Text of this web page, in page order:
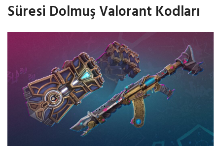
Süresi Dolmuş Valorant Kodları